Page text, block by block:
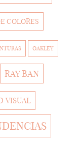
COLORES
OAKLEY
RAY BAN
VISUAL